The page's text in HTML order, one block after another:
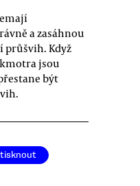
a zasáhnou
Když
jsou
být